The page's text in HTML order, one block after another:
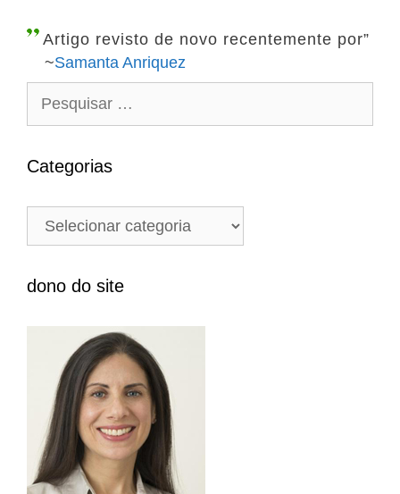
s
s
Artigo revisto de novo recentemente por”
~Samanta Anriquez
q
i
a
p
Categorias
e
o
dono do site